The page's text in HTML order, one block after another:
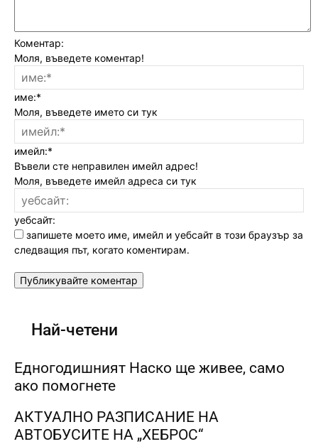
Коментар:
Моля, въведете коментар!
име:*
Моля, въведете името си тук
имейл:*
Въвели сте неправилен имейл адрес!
Моля, въведете имейл адреса си тук
уебсайт:
запишете моето име, имейл и уебсайт в този браузър за
следващия път, когато коментирам.
Най-четени
Едногодишният Наско ще живее, само
ако помогнете
АКТУАЛНО РАЗПИСАНИЕ НА
АВТОБУСИТЕ НА „ХЕБРОС“